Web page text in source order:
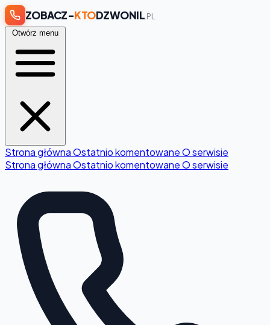
ZOBACZ-KTODZWONIL .PL
Otwórz menu
Strona głównaOstatnio komentowaneO serwisie
Strona głównaOstatnio komentowaneO serwisie